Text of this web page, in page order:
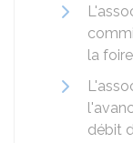
la foire
débit